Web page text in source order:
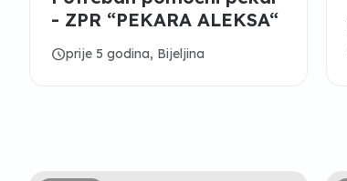
- ZPR “PEKARA ALEKSA“
scheduleprije 5 godina, Bijeljina